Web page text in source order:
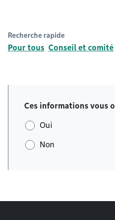
Recherche rapide
Pour tous Conseil et comité
Ces informations vous
Oui
Non